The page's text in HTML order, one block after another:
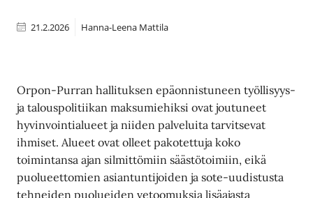
21.2.2026 Hanna-Leena Mattila
Orpon-Purran hallituksen epäonnistuneen työllisyys-
ja talouspolitiikan maksumiehiksi ovat joutuneet
hyvinvointialueet ja niiden palveluita tarvitsevat
ihmiset. Alueet ovat olleet pakotettuja koko
toimintansa ajan silmittömiin säästötoimiin, eikä
puolueettomien asiantuntijoiden ja sote-uudistusta
tehneiden puolueiden vetoomuksia lisäajasta